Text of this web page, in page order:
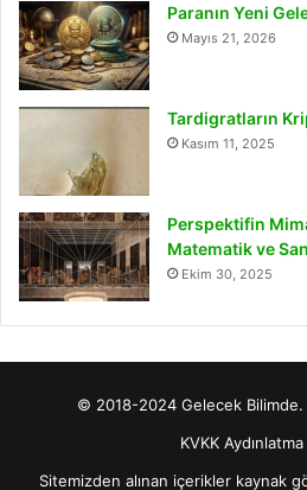
Paranın Yeni
Mayıs 21, 2026
Tardigratların
Kasım 11, 2025
Perspektifin
Matematik ve
Ekim 30, 2025
© 2018-2024 Gelecek Bilimde.
KVKK
Sitemizden alınan içerikler kaynak